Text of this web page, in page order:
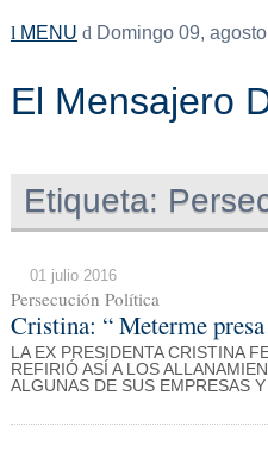
MENU Domingo 09,
El Mensajero
Etiqueta:
01 julio 2016
Persecución Política
Cristina: “ Meterme
LA EX PRESIDENTA CRISTINA
REFIRIÓ ASÍ A LOS
ALGUNAS DE SUS EMPRESAS